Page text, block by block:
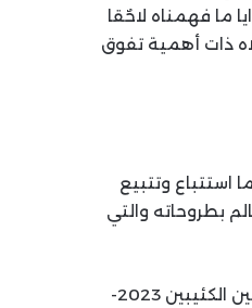
ما فهمناه لاحٌقا
ذات أهمية تفوق
استتباع وتتبيع
بطروحاته والتي
ثم أعدت اليوم في عام النكبة الثانية و(مجزرة صبرا وشاتيلا اليومية) في قطاع غزة للعامين الكئيبين 2023-